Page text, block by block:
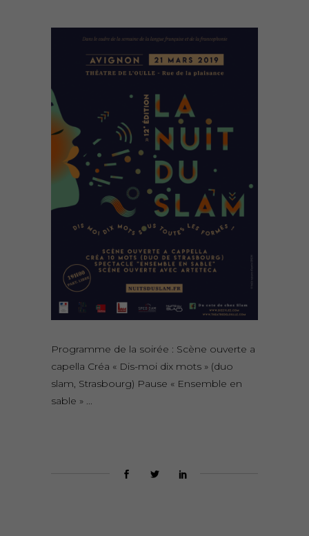
Programme de la soirée : Scène ouverte a
capella Créa « Dis-moi dix mots » (duo
slam, Strasbourg) Pause « Ensemble en
sable »